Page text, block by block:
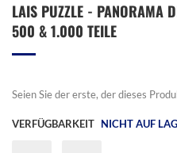
Anfang
der
LAIS PUZZLE - PANORAMA
500 & 1.000 TEILE
Seien Sie der erste, der dieses
VERFÜGBARKEIT NICHT AUF